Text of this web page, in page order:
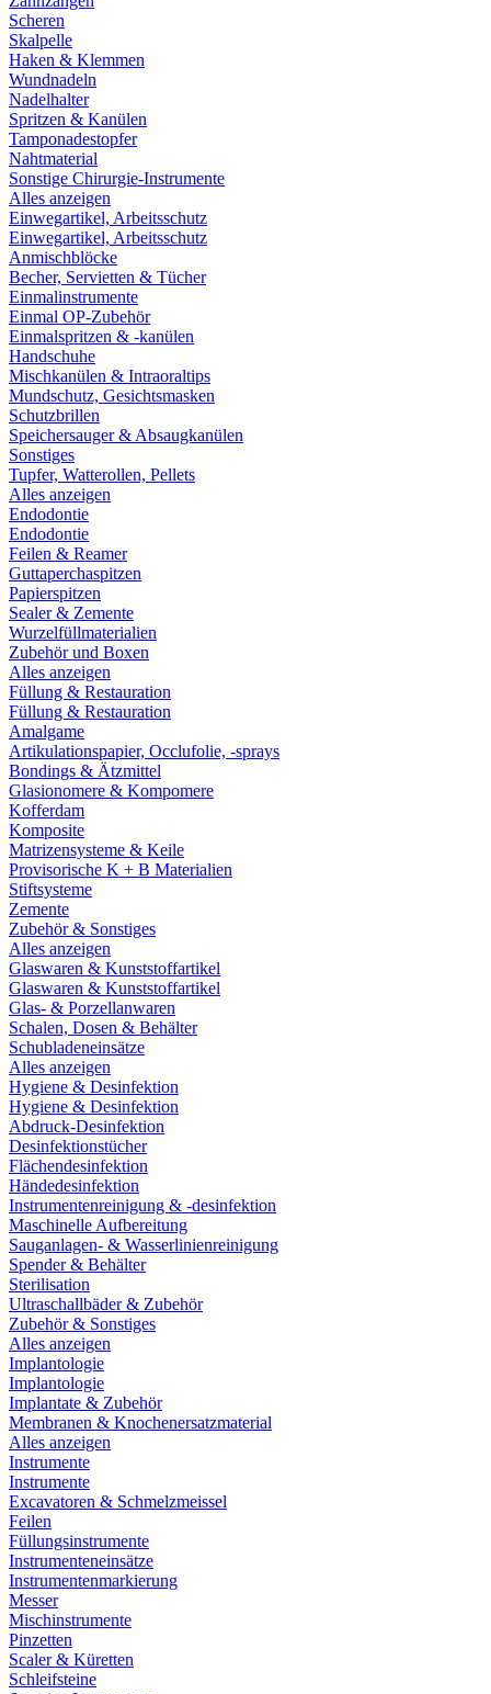
Scheren
Skalpelle
Haken & Klemmen
Wundnadeln
Nadelhalter
Spritzen & Kanülen
Tamponadestopfer
Nahtmaterial
Sonstige Chirurgie-Instrumente
Alles anzeigen
Einwegartikel, Arbeitsschutz
Einwegartikel, Arbeitsschutz
Anmischblöcke
Becher, Servietten & Tücher
Einmalinstrumente
Einmal OP-Zubehör
Einmalspritzen & -kanülen
Handschuhe
Mischkanülen & Intraoraltips
Mundschutz, Gesichtsmasken
Schutzbrillen
Speichersauger & Absaugkanülen
Sonstiges
Tupfer, Watterollen, Pellets
Alles anzeigen
Endodontie
Endodontie
Feilen & Reamer
Guttaperchaspitzen
Papierspitzen
Sealer & Zemente
Wurzelfüllmaterialien
Zubehör und Boxen
Alles anzeigen
Füllung & Restauration
Füllung & Restauration
Amalgame
Artikulationspapier, Occlufolie, -sprays
Bondings & Ätzmittel
Glasionomere & Kompomere
Kofferdam
Komposite
Matrizensysteme & Keile
Provisorische K + B Materialien
Stiftsysteme
Zemente
Zubehör & Sonstiges
Alles anzeigen
Glaswaren & Kunststoffartikel
Glaswaren & Kunststoffartikel
Glas- & Porzellanwaren
Schalen, Dosen & Behälter
Schubladeneinsätze
Alles anzeigen
Hygiene & Desinfektion
Hygiene & Desinfektion
Abdruck-Desinfektion
Desinfektionstücher
Flächendesinfektion
Händedesinfektion
Instrumentenreinigung & -desinfektion
Maschinelle Aufbereitung
Sauganlagen- & Wasserlinienreinigung
Spender & Behälter
Sterilisation
Ultraschallbäder & Zubehör
Zubehör & Sonstiges
Alles anzeigen
Implantologie
Implantologie
Implantate & Zubehör
Membranen & Knochenersatzmaterial
Alles anzeigen
Instrumente
Instrumente
Excavatoren & Schmelzmeissel
Feilen
Füllungsinstrumente
Instrumenteneinsätze
Instrumentenmarkierung
Messer
Mischinstrumente
Pinzetten
Scaler & Küretten
Schleifsteine